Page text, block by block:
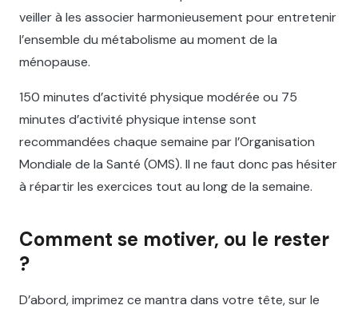
veiller à les associer harmonieusement pour entretenir
l’ensemble du métabolisme au moment de la
ménopause.
150 minutes d’activité physique modérée ou 75
minutes d’activité physique intense sont
recommandées chaque semaine par l’Organisation
Mondiale de la Santé (OMS). Il ne faut donc pas hésiter
à répartir les exercices tout au long de la semaine.
Comment se motiver, ou le rester
?
D’abord, imprimez ce mantra dans votre tête, sur le